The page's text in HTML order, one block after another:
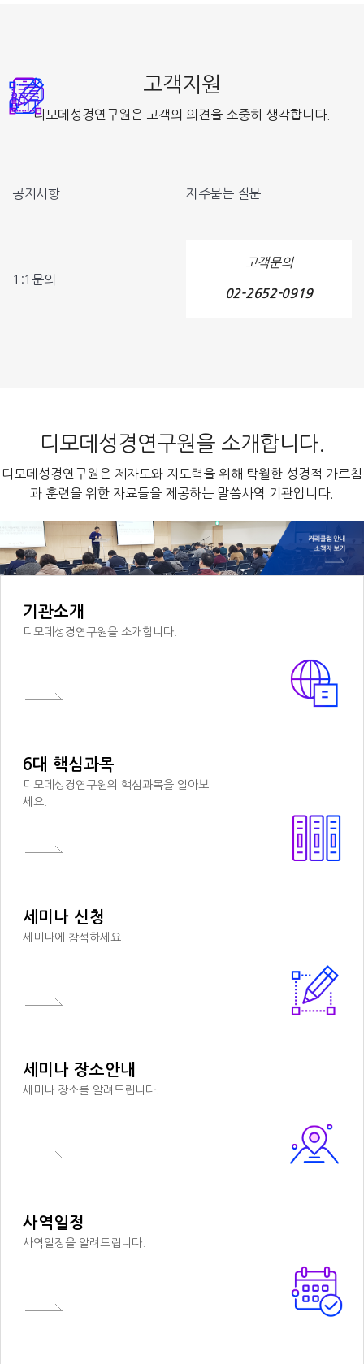
고객지원
디모데성경연구원은 고객의 의견을 소중히 생각합니다.
공지사항 자주묻는 질문
1:1문의
고객문의
02-2652-0919
디모데성경연구원을 소개합니다.
디모데성경연구원은 제자도와 지도력을 위해 탁월한 성경적 가르침
과 훈련을 위한 자료들을 제공하는 말씀사역 기관입니다.
기관소개
디모데성경연구원을 소개합니다.
6대 핵심과목
디모데성경연구원의 핵심과목을 알아보
세요.
세미나 신청
세미나에 참석하세요.
세미나 장소안내
세미나 장소를 알려드립니다.
사역일정
사역일정을 알려드립니다.